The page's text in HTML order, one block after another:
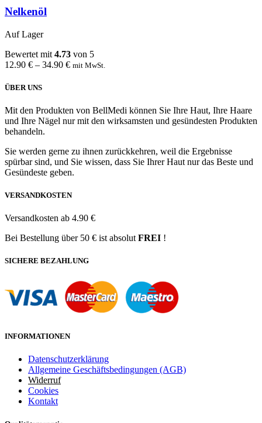
Nelkenöl
Auf Lager
Bewertet mit 4.73 von 5
12.90 € – 34.90 € mit MwSt.
ÜBER UNS
Mit den Produkten von BellMedi können Sie Ihre Haut, Ihre Haare
und Ihre Nägel nur mit den wirksamsten und gesündesten Produkten
behandeln.
Sie werden gerne zu ihnen zurückkehren, weil die Ergebnisse
spürbar sind, und Sie wissen, dass Sie Ihrer Haut nur das Beste und
Gesündeste geben.
VERSANDKOSTEN
Versandkosten ab 4.90 €
Bei Bestellung über 50 € ist absolut FREI !
SICHERE BEZAHLUNG
INFORMATIONEN
Datenschutzerklärung
Allgemeine Geschäftsbedingungen (AGB)
Widerruf
Cookies
Kontakt